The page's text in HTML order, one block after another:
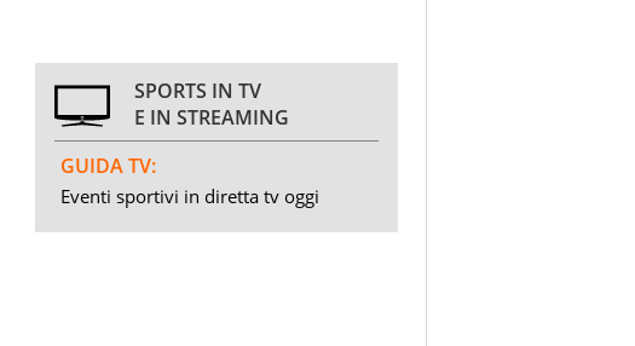
SPORTS IN TV
E IN STREAMING
GUIDA TV:
Eventi sportivi in diretta tv oggi